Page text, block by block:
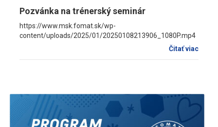
Pozvánka na trénerský seminár
https://www.msk.fomat.sk/wp-
content/uploads/2025/01/20250108213906_1080P.mp4
Čitať viac